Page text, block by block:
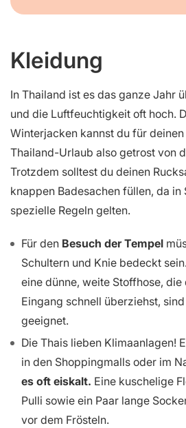
Kleidung
In Thailand ist es das ganze Jahr
und die Luftfeuchtigkeit oft hoch.
Winterjacken kannst du für
Thailand-Urlaub also getrost von
Trotzdem solltest du deinen
knappen Badesachen füllen, da in
spezielle Regeln gelten.
Für den Besuch der Tempel
Schultern und Knie bedeckt
eine dünne, weite Stoffhose,
Eingang schnell überziehst,
geeignet.
Die Thais lieben Klimaanlagen!
in den Shoppingmalls oder im
es oft eiskalt. Eine kuschelige
Pulli sowie ein Paar lange
vor dem Frösteln.